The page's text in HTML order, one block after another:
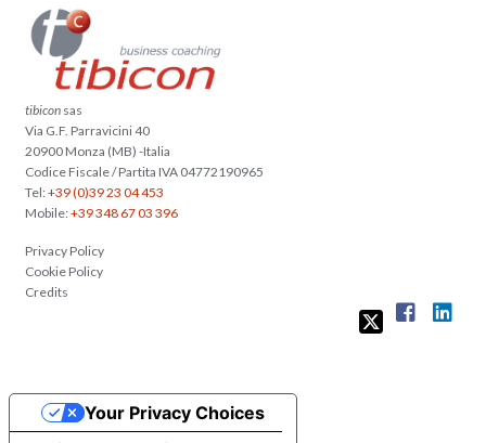
tibicon sas
Via G.F. Parravicini 40
20900 Monza (MB) -Italia
Codice Fiscale / Partita IVA 04772190965
Tel:+39 (0)39 23 04 453
Mobile:+39 348 67 03 396
Privacy Policy
Cookie Policy
Credits
Your Privacy Choices